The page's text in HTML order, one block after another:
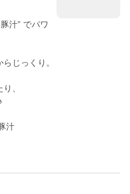
汁” でパワ
じっくり。
、
汁